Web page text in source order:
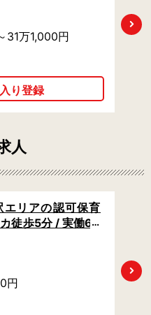
31万1,000円
Next
人
エリアの認可保育
徒歩5分 / 実働6H
躍中
円
Next